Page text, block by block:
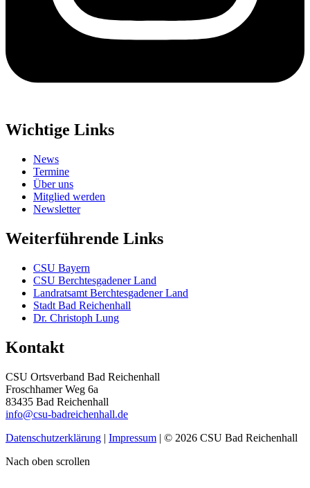
Wichtige Links
News
Termine
Über uns
Mitglied werden
Newsletter
Weiterführende Links
CSU Bayern
CSU Berchtesgadener Land
Landratsamt Berchtesgadener Land
Stadt Bad Reichenhall
Dr. Christoph Lung
Kontakt
CSU Ortsverband Bad Reichenhall
Froschhamer Weg 6a
83435 Bad Reichenhall
info@csu-badreichenhall.de
Datenschutzerklärung | Impressum | © 2026 CSU Bad Reichenhall
Nach oben scrollen